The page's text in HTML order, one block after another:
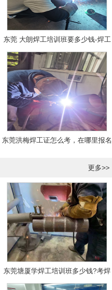
东莞 大朗焊工培训班要多少钱-焊工
报名
东莞洪梅焊工证怎么考，在哪里报名
更多>>
东莞塘厦学焊工培训班多少钱?考焊
工证大概多少钱?